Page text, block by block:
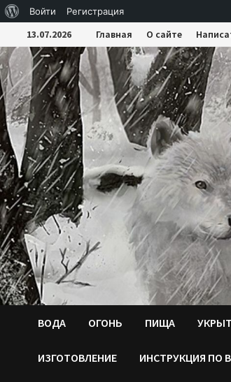
WordPress
Войти Регистрация
Перейти
к
содержимому
13.07.2026 Главная О сайте
ВОДA ОГОНЬ ПИЩА
ИЗГОТОВЛЕНИЕ ИНСТРУКЦИЯ ПО